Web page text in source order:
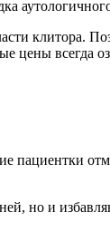
клитора.
всегда
но и